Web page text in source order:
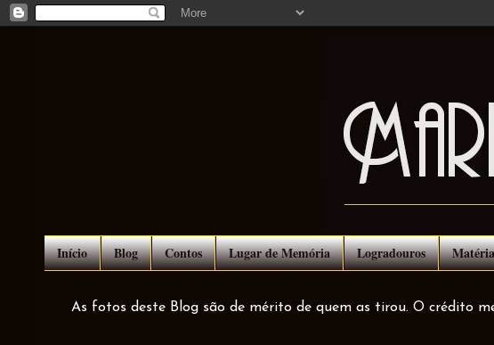
Início Blog Contos Lugar de Memória Logradouros
As fotos deste Blog são de mérito de quem as tirou. O crédito